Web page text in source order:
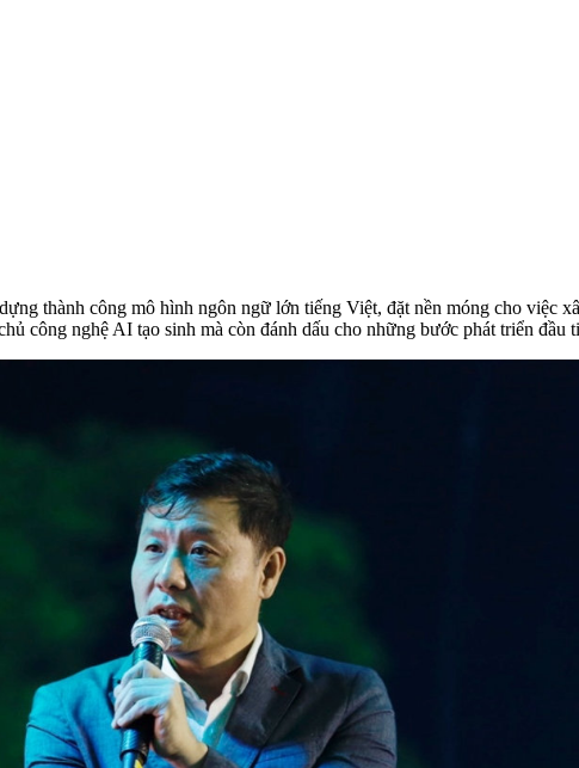
thành công mô hình ngôn ngữ lớn tiếng Việt, đặt nền móng cho việc
công nghệ AI tạo sinh mà còn đánh dấu cho những bước phát triển đầu